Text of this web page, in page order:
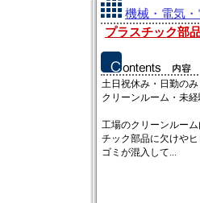
機械・電気
プラスチック部
土日祝休み・日勤のみ
クリーンルーム・未経
工場のクリーンルー
チック部品に欠けやヒ
ゴミが混入して...